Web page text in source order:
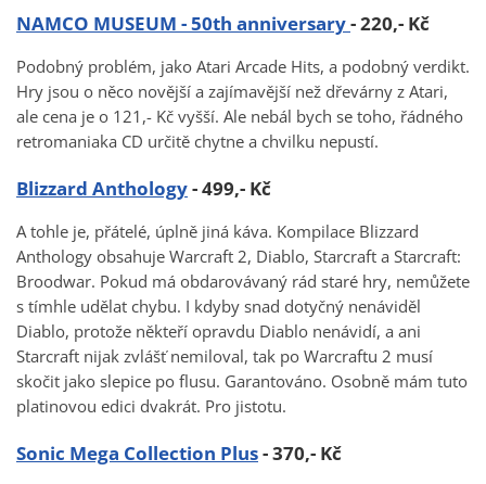
NAMCO MUSEUM - 50th anniversary- 220,- Kč
Podobný problém, jako Atari Arcade Hits, a podobný verdikt.
Hry jsou o něco novější a zajímavější než dřevárny z Atari,
ale cena je o 121,- Kč vyšší. Ale nebál bych se toho, řádného
retromaniaka CD určitě chytne a chvilku nepustí.
Blizzard Anthology- 499,- Kč
A tohle je, přátelé, úplně jiná káva. Kompilace Blizzard
Anthology obsahuje Warcraft 2, Diablo, Starcraft a Starcraft:
Broodwar. Pokud má obdarovávaný rád staré hry, nemůžete
s tímhle udělat chybu. I kdyby snad dotyčný nenáviděl
Diablo, protože někteří opravdu Diablo nenávidí, a ani
Starcraft nijak zvlášť nemiloval, tak po Warcraftu 2 musí
skočit jako slepice po flusu. Garantováno. Osobně mám tuto
platinovou edici dvakrát. Pro jistotu.
Sonic Mega Collection Plus- 370,- Kč